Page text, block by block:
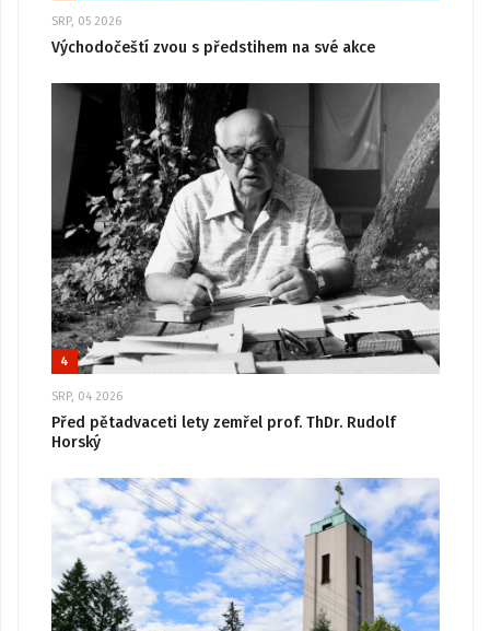
SRP, 05 2026
Východočeští zvou s předstihem na své akce
4
SRP, 04 2026
Před pětadvaceti lety zemřel prof. ThDr. Rudolf
Horský